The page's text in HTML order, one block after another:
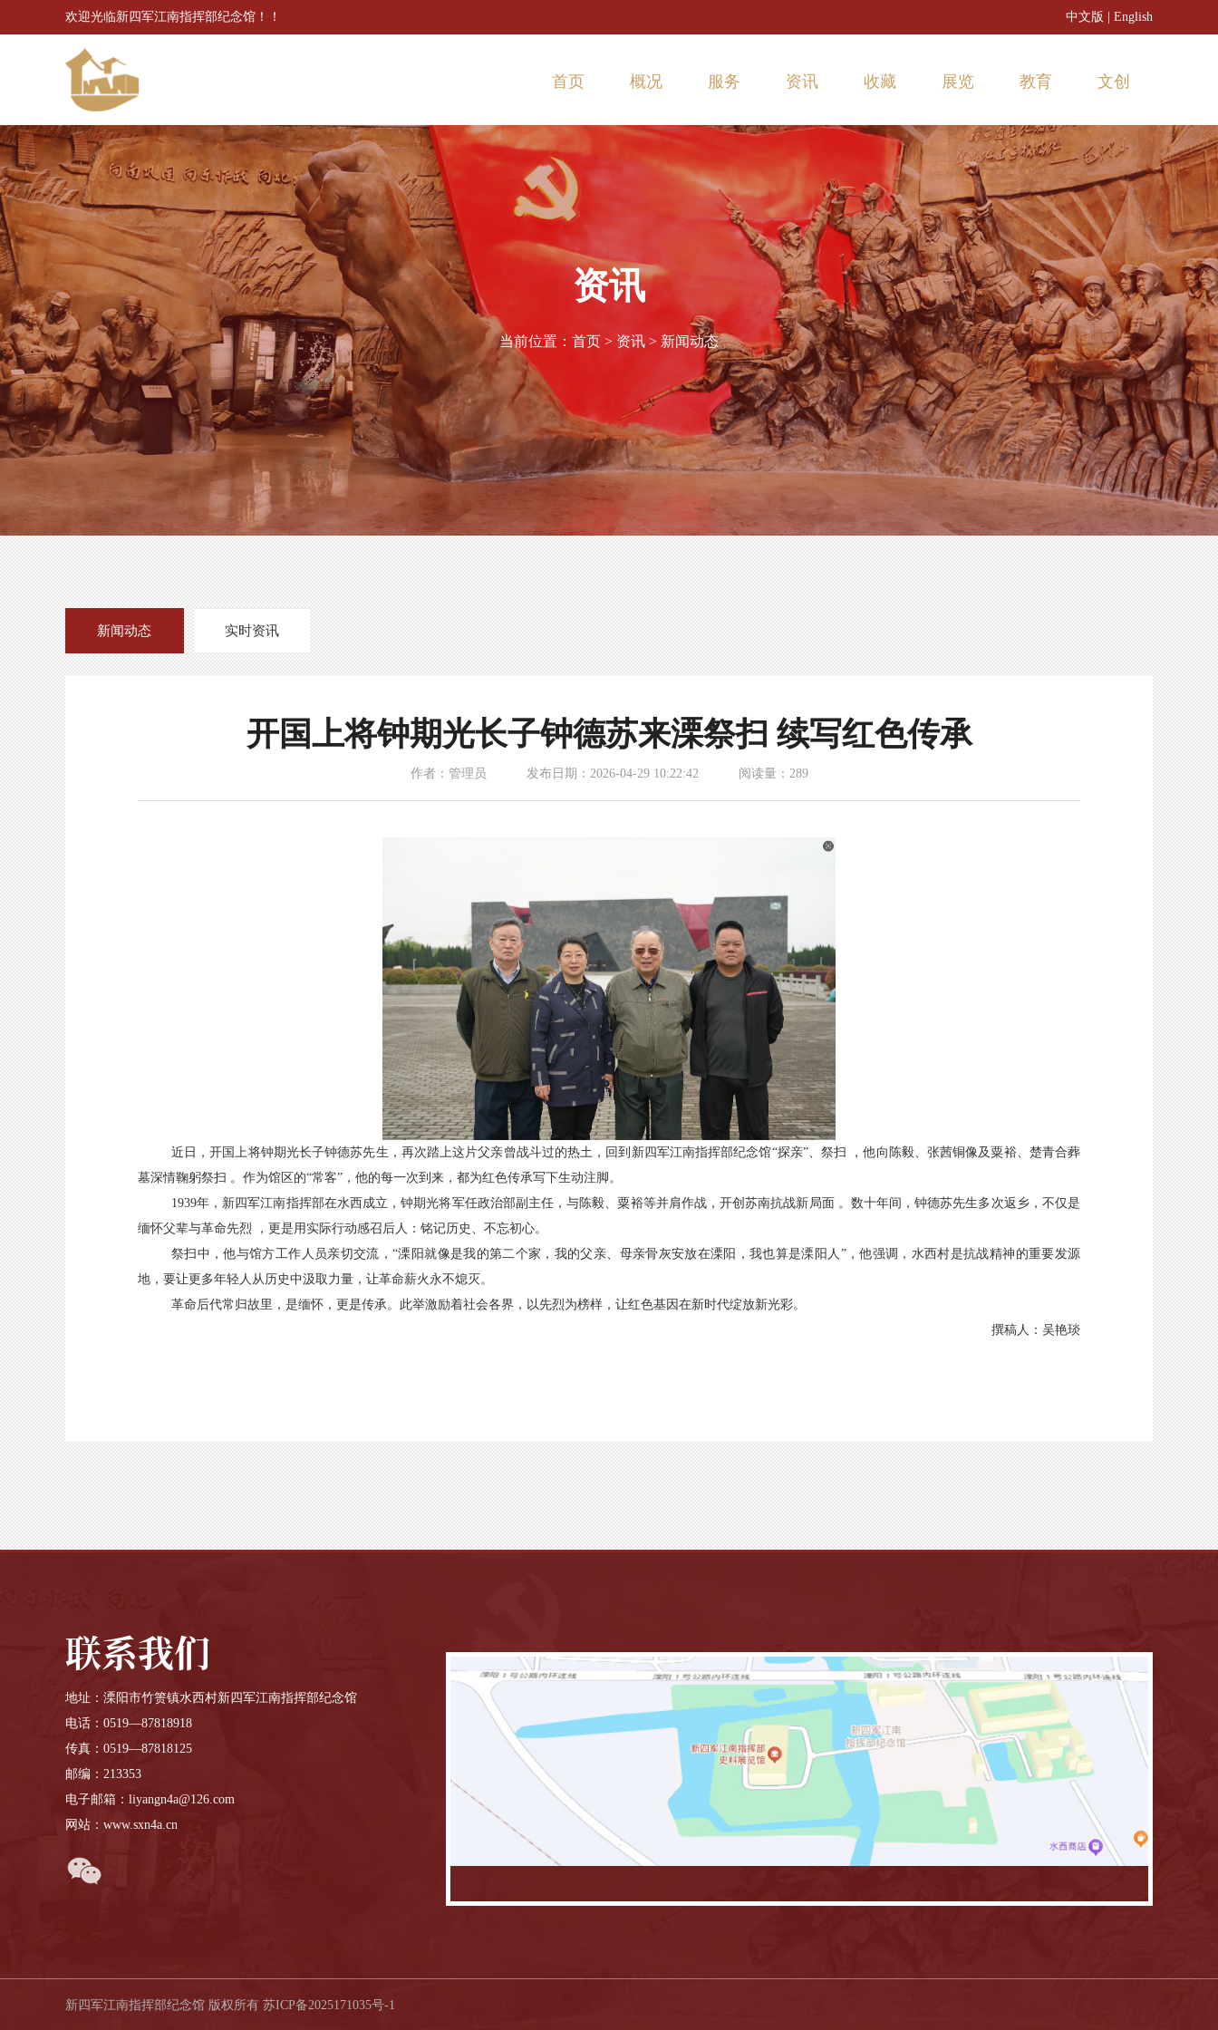
中文版 English
欢迎光临新四军江南指挥部纪念馆！！
首页 概况
本馆概况
历史沿革
服务
参观指南
问卷调查
参观预约
资讯
新闻动态
实时资讯
收藏
3D文物
藏品推荐
展览
常设展览
临时展览
数字展览
教育
活动预告
活动回顾
博物馆之友
文创
资讯
当前位置： 首页 > 资讯 > 新闻动态
新闻动态 实时资讯
开国上将钟期光长子钟德苏来溧祭扫 续写红色传承
作者：管理员 发布日期：2026-04-29 10:22:42 阅读量：289
近日，开国上将钟期光长子钟德苏先生，再次踏上这片父亲曾战斗过的热土，回到新四军江南指挥部纪念馆“探亲”、祭扫 ，他向陈毅、张茜铜像及粟裕、楚青合葬
墓深情鞠躬祭扫 。作为馆区的“常客”，他的每一次到来，都为红色传承写下生动注脚。
1939年，新四军江南指挥部在水西成立，钟期光将军任政治部副主任，与陈毅、粟裕等并肩作战，开创苏南抗战新局面 。数十年间，钟德苏先生多次返乡，不仅是
缅怀父辈与革命先烈 ，更是用实际行动感召后人：铭记历史、不忘初心。
祭扫中，他与馆方工作人员亲切交流，“溧阳就像是我的第二个家，我的父亲、母亲骨灰安放在溧阳，我也算是溧阳人”，他强调，水西村是抗战精神的重要发源
地，要让更多年轻人从历史中汲取力量，让革命薪火永不熄灭。
革命后代常归故里，是缅怀，更是传承。此举激励着社会各界，以先烈为榜样，让红色基因在新时代绽放新光彩。
撰稿人：吴艳琰
联系我们
地址：溧阳市竹箦镇水西村新四军江南指挥部纪念馆
电话：0519—87818918
传真：0519—87818125
邮编：213353
电子邮箱：liyangn4a@126.com
网站：www.sxn4a.cn
新四军江南指挥部纪念馆 版权所有 苏ICP备2025171035号-1